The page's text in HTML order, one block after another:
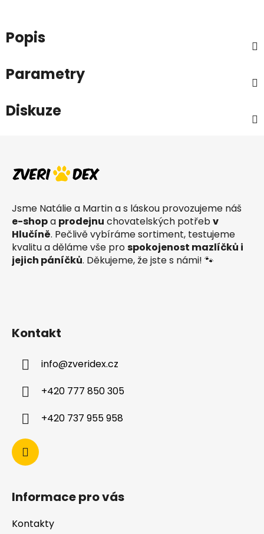
Popis
Parametry
Diskuze
Jsme Natálie a Martin a s láskou provozujeme náš
e-shopa prodejnu chovatelských potřebv
Hlučíně. Pečlivě vybíráme sortiment, testujeme
kvalitu a děláme vše prospokojenost mazlíčků i
jejich páníčků. Děkujeme, že jste s námi! 🐾
Kontakt
info@zveridex.cz
+420 777 850 305
+420 737 955 958
Informace pro vás
Kontakty